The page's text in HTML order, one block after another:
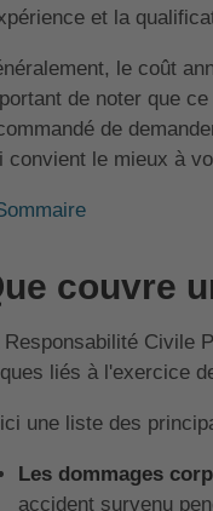
et la
le coût
de noter que
de
convient le mieux à
couvre
Responsabilité Civile
liés à l'exercice
une liste des
Les dommages
accident survenu